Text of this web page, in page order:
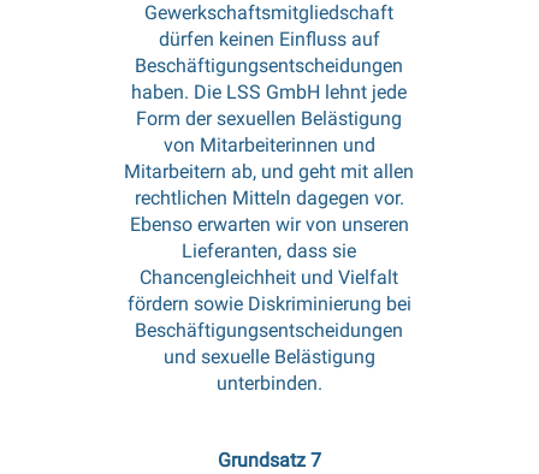
Gewerkschaftsmitgliedschaft
dürfen keinen Einfluss auf
Beschäftigungsentscheidungen
haben. Die LSS GmbH lehnt jede
Form der sexuellen Belästigung
von Mitarbeiterinnen und
Mitarbeitern ab, und geht mit allen
rechtlichen Mitteln dagegen vor.
Ebenso erwarten wir von unseren
Lieferanten, dass sie
Chancengleichheit und Vielfalt
fördern sowie Diskriminierung bei
Beschäftigungsentscheidungen
und sexuelle Belästigung
unterbinden.
Grundsatz 7